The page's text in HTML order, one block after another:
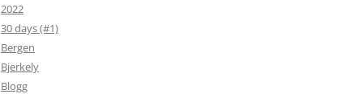
2022
30 days (#1)
Bergen
Bjerkely
Blogg